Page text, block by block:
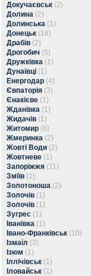
Докучаєвськ (2)
Долина (2)
Долинська (1)
Донецьк (18)
Драбів (2)
Дрогобич (5)
Дружківка (1)
Дунаївці (1)
Енергодар (4)
Євпаторія (3)
Єнакієве (1)
Жданівка (1)
Жидачів (1)
Житомир (6)
Жмеринка (2)
Жовті Води (2)
Жовтневе (1)
Запоріжжя (11)
Зміїв (1)
Золотоноша (2)
Золочів (1)
Золочів (1)
Зугрес (1)
Іванівка (1)
Івано-Франківськ (10)
Ізмаїл (3)
Ізюм (1)
Іллічівськ (1)
Іловайськ (1)